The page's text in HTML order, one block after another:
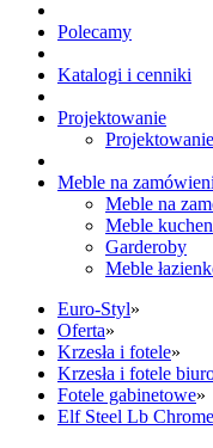
Polecamy
Katalogi i cenniki
Projektowanie
Meble na
Meble na
Meble
Garderoby
Meble
Euro-Styl»
Oferta»
Krzesła i fotele»
Krzesła i fotele
Fotele gabinetowe»
Elf Steel Lb Chrome